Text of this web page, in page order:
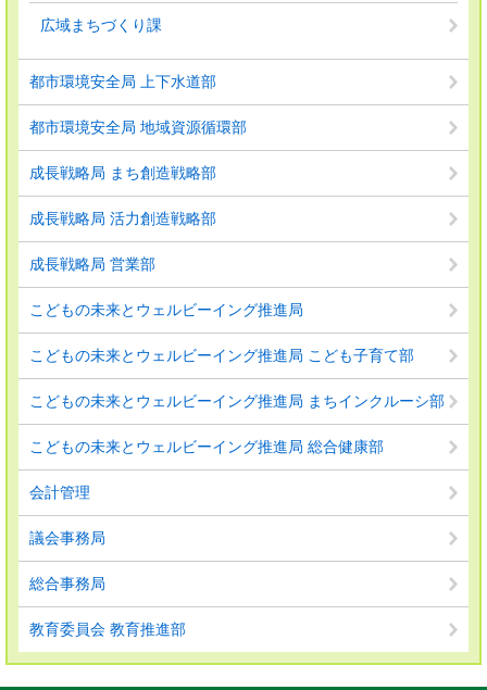
広域まちづくり課
都市環境安全局 上下水道部
都市環境安全局 地域資源循環部
成長戦略局 まち創造戦略部
成長戦略局 活力創造戦略部
成長戦略局 営業部
こどもの未来とウェルビーイング推進局
こどもの未来とウェルビーイング推進局 こども子育て部
こどもの未来とウェルビーイング推進局 まちインクルーシ部
こどもの未来とウェルビーイング推進局 総合健康部
会計管理
議会事務局
総合事務局
教育委員会 教育推進部